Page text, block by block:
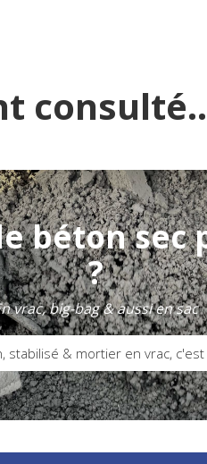
béton sec
?
vrac, big-bag & aussi en sac
stabilisé & mortier en vrac, c'est